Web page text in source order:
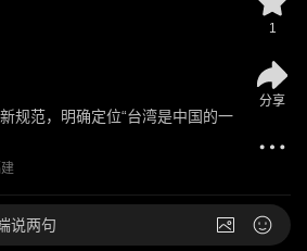
规范，明确定位“台湾是中国的一
1
分享
说两句